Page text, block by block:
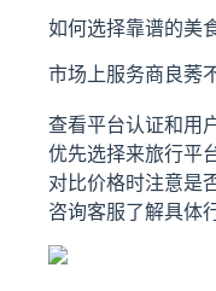
如何选择靠谱的美
市场上服务商良莠
查看平台认证和用
优先选择来旅行平
对比价格时注意是
咨询客服了解具体